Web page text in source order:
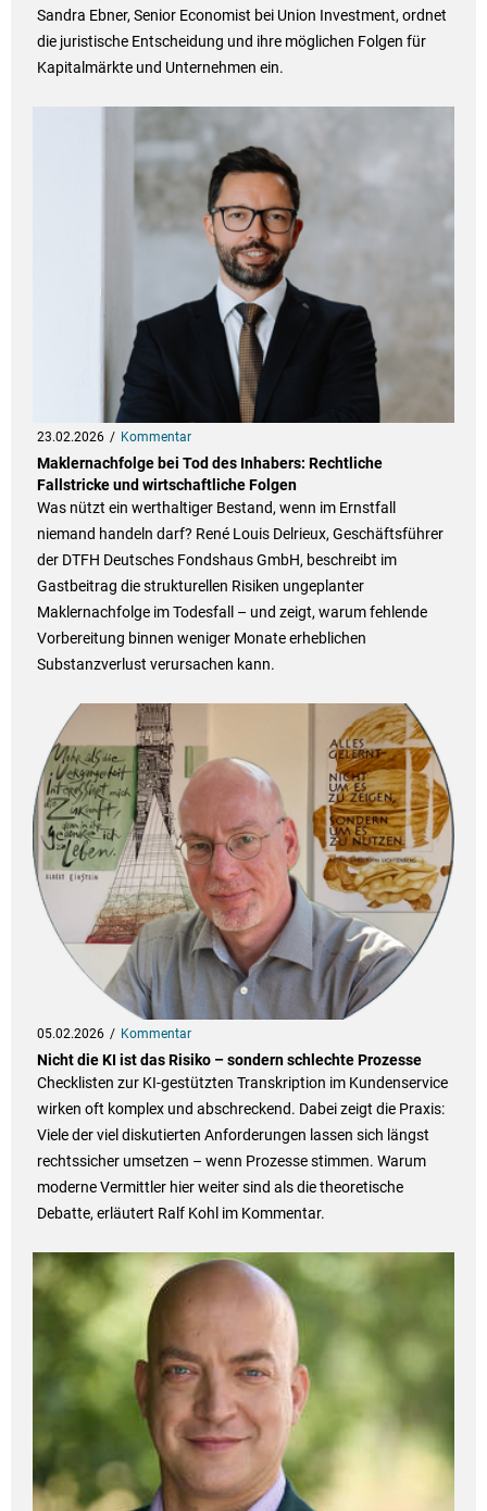
Sandra Ebner, Senior Economist bei Union Investment, ordnet
die juristische Entscheidung und ihre möglichen Folgen für
Kapitalmärkte und Unternehmen ein.
23.02.2026 Kommentar
Maklernachfolge bei Tod des Inhabers: Rechtliche
Fallstricke und wirtschaftliche Folgen
Was nützt ein werthaltiger Bestand, wenn im Ernstfall
niemand handeln darf? René Louis Delrieux, Geschäftsführer
der DTFH Deutsches Fondshaus GmbH, beschreibt im
Gastbeitrag die strukturellen Risiken ungeplanter
Maklernachfolge im Todesfall – und zeigt, warum fehlende
Vorbereitung binnen weniger Monate erheblichen
Substanzverlust verursachen kann.
05.02.2026 Kommentar
Nicht die KI ist das Risiko – sondern schlechte Prozesse
Checklisten zur KI-gestützten Transkription im Kundenservice
wirken oft komplex und abschreckend. Dabei zeigt die Praxis:
Viele der viel diskutierten Anforderungen lassen sich längst
rechtssicher umsetzen – wenn Prozesse stimmen. Warum
moderne Vermittler hier weiter sind als die theoretische
Debatte, erläutert Ralf Kohl im Kommentar.